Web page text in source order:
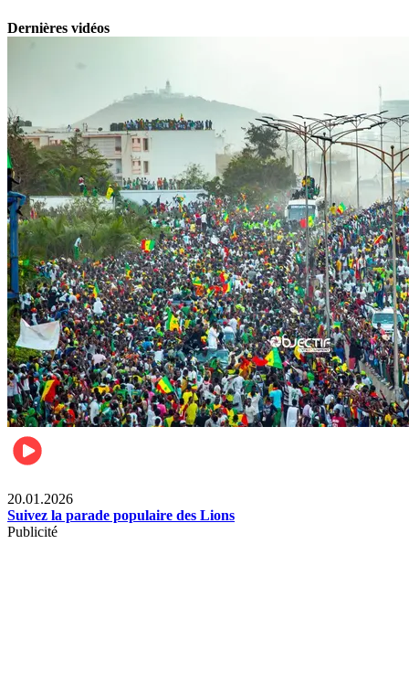
Dernières vidéos
20.01.2026
Suivez la parade populaire des Lions
Publicité